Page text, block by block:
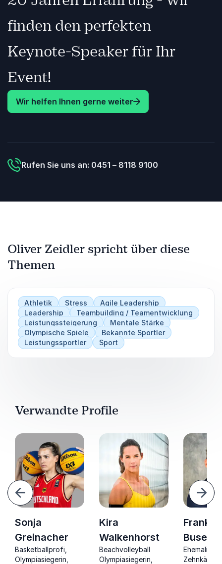
finden den perfekten
Keynote-Speaker für Ihr
Event!
Wir helfen Ihnen gerne weiter
Rufen Sie uns an: 0451 – 8118 9100
Oliver Zeidler spricht über diese
Themen
Athletik Stress
Agile Leadership
Leadership
Teambuilding / Teamentwicklung
Leistungssteigerung
Mentale Stärke
Olympische Spiele
Bekannte Sportler
Leistungssportler
Sport
Verwandte Profile
Sonja
Greinacher
Basketballprofi,
Olympiasiegerin,
Kira
Walkenhorst
Beachvolleyball
Olympiasiegerin,
Frank
Ehemaliger